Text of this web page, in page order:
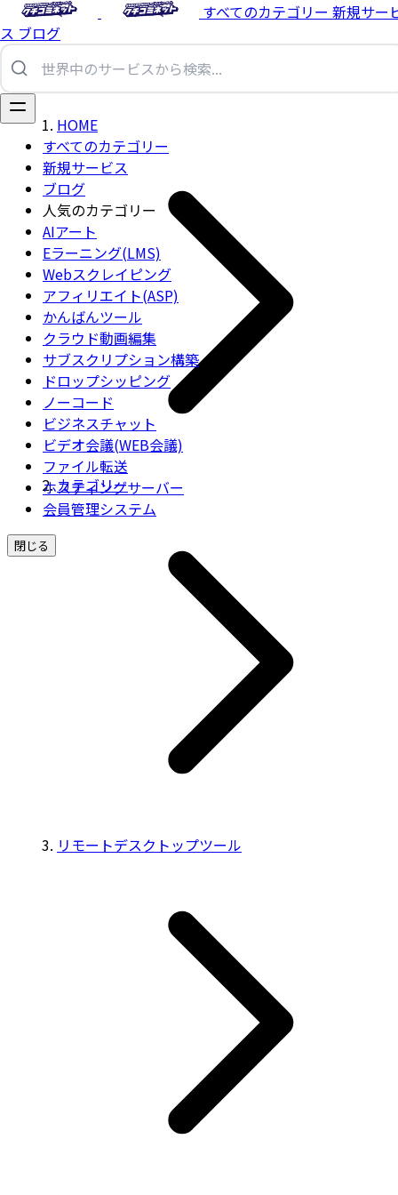
すべてのカテゴリー 新規サー
ス ブログ
すべてのカテゴリー
新規サービス
ブログ
人気のカテゴリー
AIアート
Eラーニング(LMS)
Webスクレイピング
アフィリエイト(ASP)
かんばんツール
クラウド動画編集
サブスクリプション構築
ドロップシッピング
ノーコード
ビジネスチャット
ビデオ会議(WEB会議)
ファイル転送
ホスティングサーバー
会員管理システム
閉じる
HOME
カテゴリー
リモートデスクトップツール